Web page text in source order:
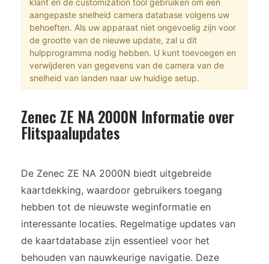
klant en de customization tool gebruiken om een
aangepaste snelheid camera database volgens uw
behoeften. Als uw apparaat niet ongevoelig zijn voor
de grootte van de nieuwe update, zal u dit
hulpprogramma nodig hebben. U kunt toevoegen en
verwijderen van gegevens van de camera van de
snelheid van landen naar uw huidige setup.
Zenec ZE NA 2000N Informatie over
Flitspaalupdates
De Zenec ZE NA 2000N biedt uitgebreide
kaartdekking, waardoor gebruikers toegang
hebben tot de nieuwste weginformatie en
interessante locaties. Regelmatige updates van
de kaartdatabase zijn essentieel voor het
behouden van nauwkeurige navigatie. Deze